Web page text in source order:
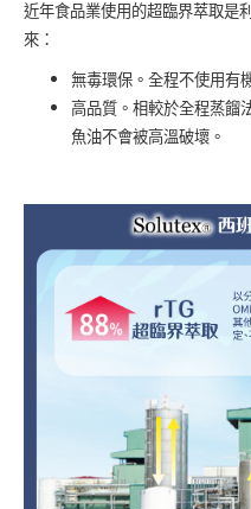
近年食品業使用的超臨界萃取是
來：
無毒環保。全程不使用有
高品質。相較於全程蒸餾
魚油不會被高溫破壞。